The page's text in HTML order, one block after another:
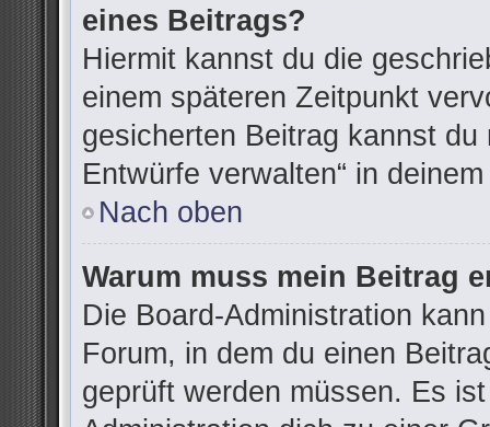
eines Beitrags?
Hiermit kannst du die
einem späteren Zeitpunkt
gesicherten Beitrag kannst
Entwürfe verwalten“ in
Nach oben
Warum muss mein Beitrag
Die Board-Administration
Forum, in dem du einen
geprüft werden müssen. Es